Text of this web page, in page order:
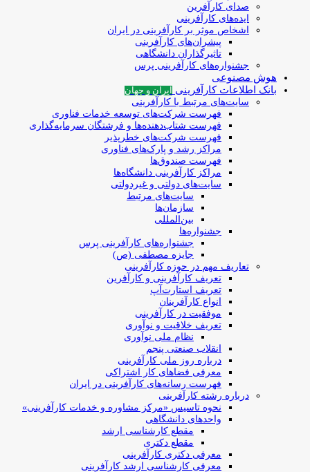
صدای کارآفرین
ایده‌های کارآفرینی
اشخاص موثر بر کارآفرینی در ایران
پیشران‌های کارآفرینی
تاثیرگذاران دانشگاهی
جشنواره‌های کارآفرینی‌ پرس
هوش مصنوعی
بانک اطلاعات کارآفرینی
ایران و جهان
سایت‌های مرتبط با کارآفرینی
فهرست شرکت‌های‌‌ توسعه‌ خدمات فناوری
فهرست شتاب‌دهنده‌ها‌ و فرشتگان‌ سرمایه‌گذاری
فهرست شرکت‌های خطرپذیر
مراکز رشد و پارک‌های فناوری
فهرست صندوق‌ها
مراکز کارآفرینی دانشگاه‌ها
سایت‌های دولتی و غیردولتی
سایت‌های مرتبط
سازمان‌ها
بین‌المللی
جشنواره‌ها
جشنواره‌های کارآفرینی‌ پرس
جایزه مصطفی (ص)
تعاریف مهم در حوزه کارآفرینی
تعریف کارآفرینی و کارآفرین
تعریف استارت‌آپ
انواع کارآفرینان
موفقیت در کارآفرینی
تعریف خلاقیت و نوآوری
نظام ملی نوآوری
انقلاب صنعتی پنجم
درباره روز ملی کارآفرینی
معرفی فضاهای کار اشتراکی
فهرست رسانه‌های کارآفرینی در ایران
درباره رشته کارآفرینی
نحوه تاسیس «مرکز مشاوره و خدمات کارآفرینی»
واحدهای دانشگاهی
مقطع کارشناسی ارشد
مقطع دکتری
معرفی دکتری کارآفرینی
معرفی کارشناسی ارشد کارآفرینی